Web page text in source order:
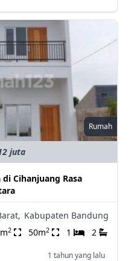
Rumah
juta
Cihanjuang Rasa
Kabupaten Bandung
2 50m2 1 2
1 tahun yang lalu